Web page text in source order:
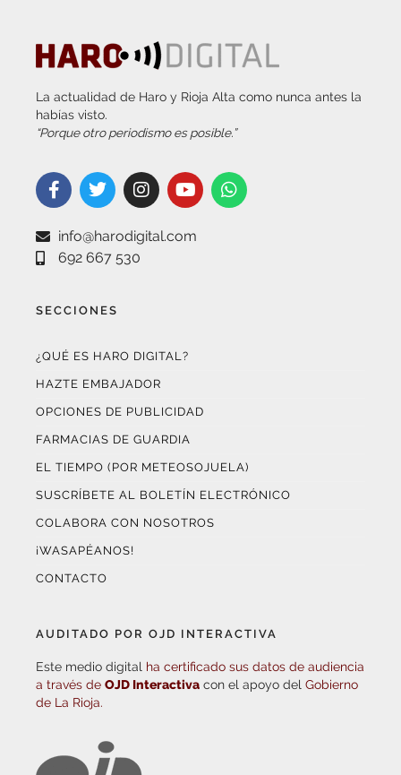
La actualidad de Haro y Rioja Alta como nunca antes la
habías visto.
“Porque otro periodismo es posible.”
info@harodigital.com
692 667 530
SECCIONES
¿QUÉ ES HARO DIGITAL?
HAZTE EMBAJADOR
OPCIONES DE PUBLICIDAD
FARMACIAS DE GUARDIA
EL TIEMPO (POR METEOSOJUELA)
SUSCRÍBETE AL BOLETÍN ELECTRÓNICO
COLABORA CON NOSOTROS
¡WASAPÉANOS!
CONTACTO
AUDITADO POR OJD INTERACTIVA
Este medio digital ha certificado sus datos de audiencia
a través de OJD Interactiva con el apoyo del Gobierno
de La Rioja.